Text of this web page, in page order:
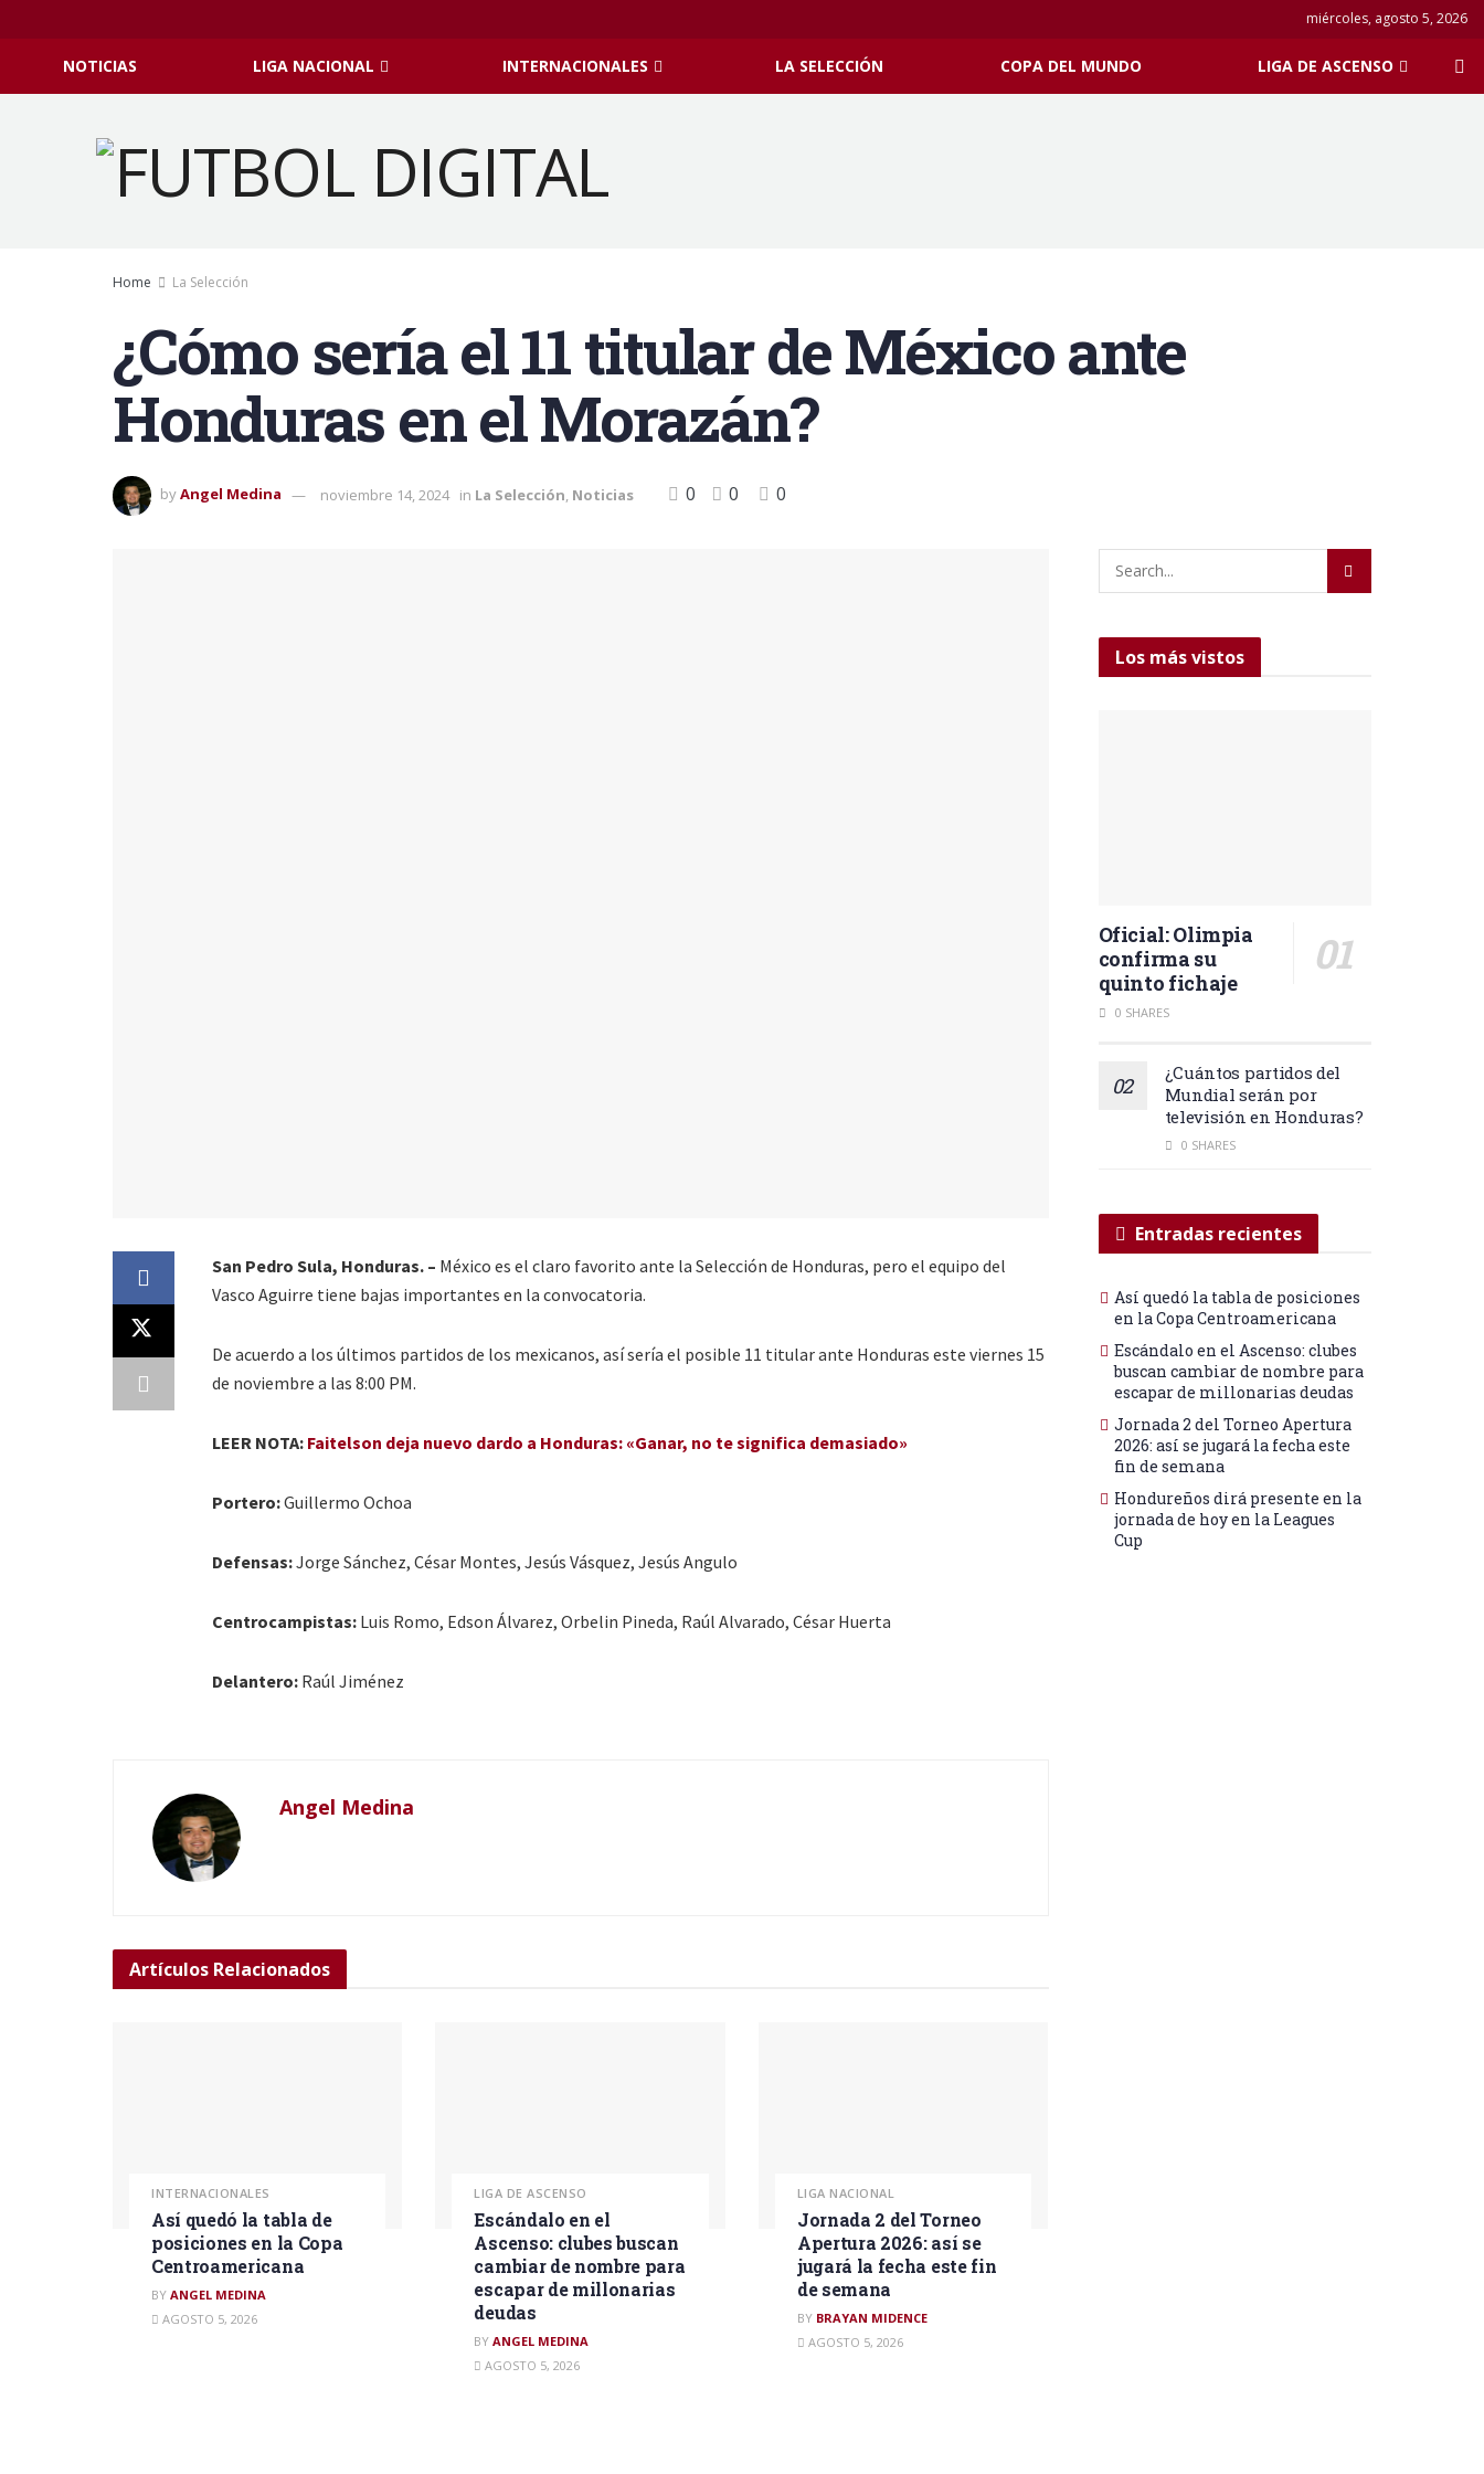
miércoles, agosto 5, 2026
NOTICIAS LIGA NACIONAL INTERNACIONALES LA SELECCIÓN COPA DEL MUNDO LIGA DE ASCENSO
Home La Selección
¿Cómo sería el 11 titular de México ante
Honduras en el Morazán?
byAngel Medina noviembre 14, 2024 in La Selección Noticias 0 0 0
San Pedro Sula, Honduras. – México es el claro favorito ante la Selección de Honduras, pero el equipo del
Vasco Aguirre tiene bajas importantes en la convocatoria.
De acuerdo a los últimos partidos de los mexicanos, así sería el posible 11 titular ante Honduras este viernes 15
de noviembre a las 8:00 PM.
LEER NOTA: Faitelson deja nuevo dardo a Honduras: «Ganar, no te significa demasiado»
Portero:Guillermo Ochoa
Defensas:Jorge Sánchez, César Montes, Jesús Vásquez, Jesús Angulo
Centrocampistas: Luis Romo, Edson Álvarez, Orbelin Pineda, Raúl Alvarado, César Huerta
Delantero: Raúl Jiménez
Angel Medina
Artículos Relacionados
INTERNACIONALES
Así quedó la tabla de
posiciones en la Copa
Centroamericana
BY ANGEL MEDINA
AGOSTO 5, 2026
LIGA DE ASCENSO
Escándalo en el
Ascenso: clubes buscan
cambiar de nombre para
escapar de millonarias
deudas
BY ANGEL MEDINA
AGOSTO 5, 2026
LIGA NACIONAL
Jornada 2 del Torneo
Apertura 2026: así se
jugará la fecha este fin
de semana
BY BRAYAN MIDENCE
AGOSTO 5, 2026
Los más vistos
Oficial: Olimpia
confirma su
quinto fichaje
0 SHARES
¿Cuántos partidos del
Mundial serán por
televisión en Honduras?
0 SHARES
Entradas recientes
Así quedó la tabla de posiciones
en la Copa Centroamericana
Escándalo en el Ascenso: clubes
buscan cambiar de nombre para
escapar de millonarias deudas
Jornada 2 del Torneo Apertura
2026: así se jugará la fecha este
fin de semana
Hondureños dirá presente en la
jornada de hoy en la Leagues
Cup